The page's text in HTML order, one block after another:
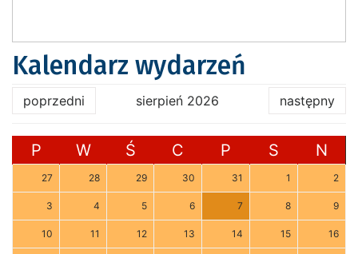
Kalendarz wydarzeń
poprzedni sierpień 2026 następny
P W Ś C P S N
27 28 29 30 31 1 2
3 4 5 6 7 8 9
10 11 12 13 14 15 16